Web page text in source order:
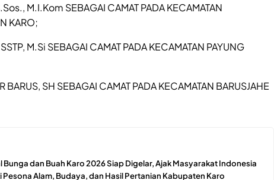
M.I.Kom SEBAGAI CAMAT PADA KECAMATAN
KARO;
M.Si SEBAGAI CAMAT PADA KECAMATAN PAYUNG
BARUS, SH SEBAGAI CAMAT PADA KECAMATAN BARUSJAHE
Bunga dan Buah Karo 2026 Siap Digelar, Ajak Masyarakat Indonesia
Pesona Alam, Budaya, dan Hasil Pertanian Kabupaten Karo